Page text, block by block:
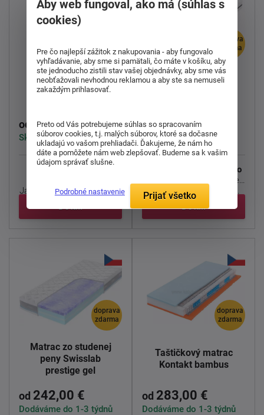
zdarma
Sendvičový matrac
Heureka Plus Visco
od 224,00 €
Skladom > 5 ks
Partnerský matrac s
Jadro matraca je vyrobené
Detail
doprava
zdarma
Sendvičový matrac
Atlas Astana 3D
od232,00 €
Skladom > 5 ks
Atlas ASTANA 3D Visco
je matrac navrhnutý pre
maximálne pohodlie a ...
Detail
doprava
zdarma
Matrac zo studenej
peny Swisslab
prestige gel
od 242,00 €
Dodáváme do 1-3 týdnů
doprava
zdarma
Taštičkový matrac
Kontakt bambus
od 283,00 €
Dodáváme do 1-3 týdnů
Aby web fungoval, ako má (súhlas s
cookies)
Pre čo najlepší zážitok z nakupovania - aby fungovalo
vyhľadávanie, aby sme si pamätali, čo máte v košíku, aby
ste jednoducho zistili stav vašej objednávky, aby sme vás
neobťažovali nevhodnou reklamou a aby ste sa nemuseli
zakaždým prihlasovať.
Preto od Vás potrebujeme súhlas so spracovaním
súborov cookies, t.j. malých súborov, ktoré sa dočasne
ukladajú vo vašom prehliadači. Ďakujeme, že nám ho
dáte a pomôžete nám web zlepšovať. Budeme sa k vašim
údajom správať slušne.
Podrobné nastavenie Prijať všetko